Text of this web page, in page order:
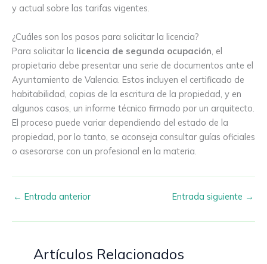
y actual sobre las tarifas vigentes.
¿Cuáles son los pasos para solicitar la licencia?
Para solicitar la licencia de segunda ocupación , el
propietario debe presentar una serie de documentos ante el
Ayuntamiento de Valencia. Estos incluyen el certificado de
habitabilidad, copias de la escritura de la propiedad, y en
algunos casos, un informe técnico firmado por un arquitecto.
El proceso puede variar dependiendo del estado de la
propiedad, por lo tanto, se aconseja consultar guías oficiales
o asesorarse con un profesional en la materia.
← Entrada anterior Entrada siguiente →
Artículos Relacionados